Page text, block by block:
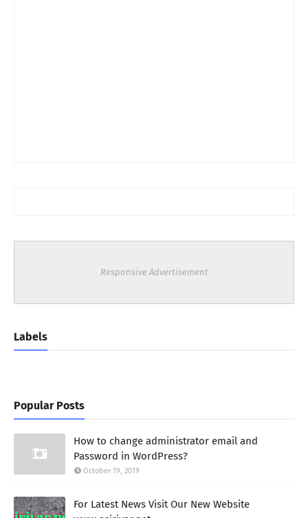
Responsive Advertisement
Labels
Popular Posts
How to change administrator email and
Password in WordPress?
October 19, 2019
For Latest News Visit Our New Website